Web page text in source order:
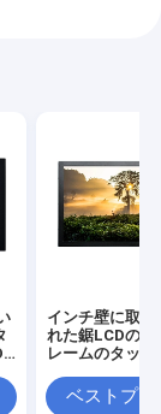
インチ壁に取り
れた鋸LCDの開
レームのタッチ
ベストプラ